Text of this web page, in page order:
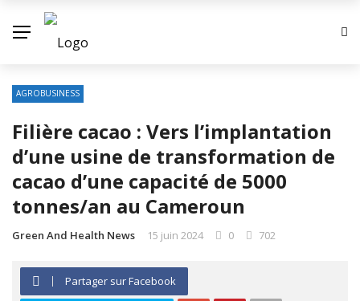
AGROBUSINESS
Filière cacao : Vers l’implantation
d’une usine de transformation de
cacao d’une capacité de 5000
tonnes/an au Cameroun
Green And Health News 15 juin 2024 0 702
Partager sur Facebook